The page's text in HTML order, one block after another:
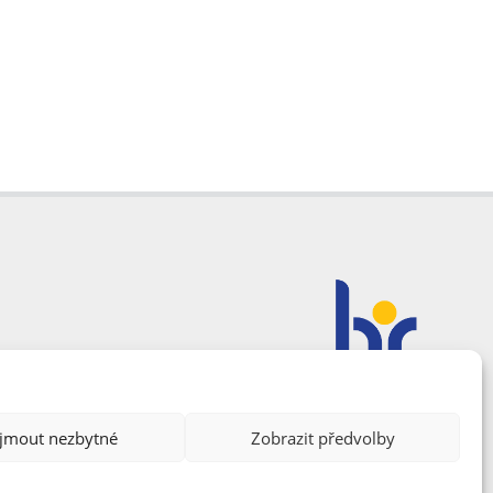
nezbytné Zobrazit předvolby